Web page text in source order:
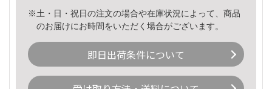
※土・日・祝日の注文の場合や在庫状況によって、商品
のお届けにお時間をいただく場合がございます。
即日出荷条件について